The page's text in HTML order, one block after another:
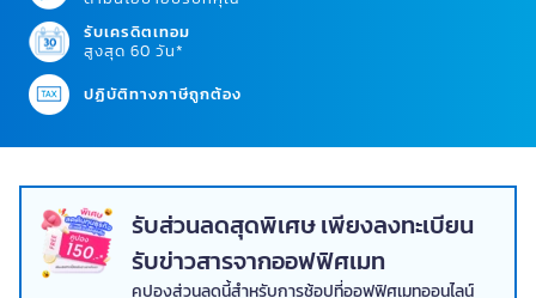
เสากั้นทางเดินสีเงิน สายดึงฐาน
เรียบสีดำ ราคาต่อข้าง Combi
Ware STC03609SS-BLA
฿ 2,120.00 หมดชั่วคราว
แจ้งเตือนเมื่อมีสินค้า